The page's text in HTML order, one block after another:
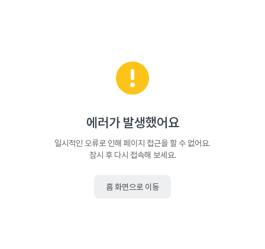
에러가 발생했어요
일시적인 오류로 인해 페이지 접근을 할 수 없어요.
잠시 후 다시 접속해 보세요.
홈 화면으로 이동